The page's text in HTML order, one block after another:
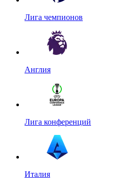
Лига чемпионов
Англия
Лига конференций
Италия